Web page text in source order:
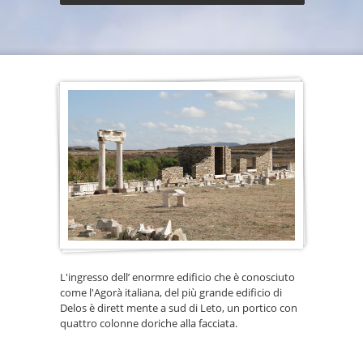
L'ingresso dell’ enormre edificio che è conosciuto
come l'Agorà italiana, del più grande edificio di
Delos è dirett mente a sud di Leto, un portico con
quattro colonne doriche alla facciata.